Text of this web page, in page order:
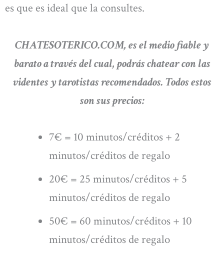
es que es ideal que la consultes.
CHATESOTERICO.COM, es el medio fiable y
barato a través del cual, podrás chatear con las
videntes y tarotistas recomendados. Todos estos
son sus precios:
7€ = 10 minutos/créditos + 2
minutos/créditos de regalo
20€ = 25 minutos/créditos + 5
minutos/créditos de regalo
50€ = 60 minutos/créditos + 10
minutos/créditos de regalo